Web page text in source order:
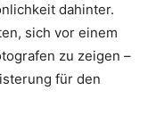
dahinter.
sich vor einem
zu zeigen –
für den